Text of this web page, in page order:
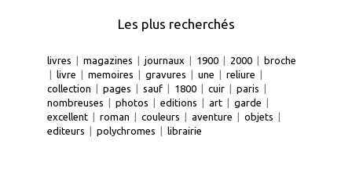
Les plus recherchés
livres | magazines | journaux | 1900 | 2000 | broche
| livre | memoires | gravures | une | reliure |
collection | pages | sauf | 1800 | cuir | paris |
nombreuses | photos | editions | art | garde |
excellent | roman | couleurs | aventure | objets |
editeurs | polychromes | librairie